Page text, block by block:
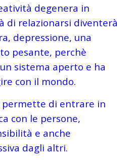
degenera in
di relazionarsi diventerà
depressione, una
pesante, perchè
sistema aperto e ha
con il mondo.
permette di entrare in
con le persone,
e anche
dagli altri.